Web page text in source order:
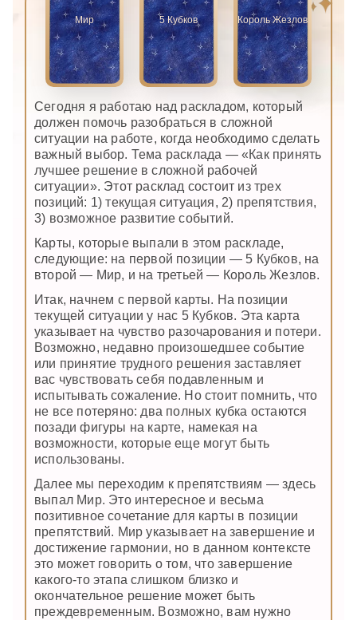
Мир 5 Кубков Король Жезлов
Сегодня я работаю над раскладом, который
должен помочь разобраться в сложной
ситуации на работе, когда необходимо сделать
важный выбор. Тема расклада — «Как принять
лучшее решение в сложной рабочей
ситуации». Этот расклад состоит из трех
позиций: 1) текущая ситуация, 2) препятствия,
3) возможное развитие событий.
Карты, которые выпали в этом раскладе,
следующие: на первой позиции — 5 Кубков, на
второй — Мир, и на третьей — Король Жезлов.
Итак, начнем с первой карты. На позиции
текущей ситуации у нас 5 Кубков. Эта карта
указывает на чувство разочарования и потери.
Возможно, недавно произошедшее событие
или принятие трудного решения заставляет
вас чувствовать себя подавленным и
испытывать сожаление. Но стоит помнить, что
не все потеряно: два полных кубка остаются
позади фигуры на карте, намекая на
возможности, которые еще могут быть
использованы.
Далее мы переходим к препятствиям — здесь
выпал Мир. Это интересное и весьма
позитивное сочетание для карты в позиции
препятствий. Мир указывает на завершение и
достижение гармонии, но в данном контексте
это может говорить о том, что завершение
какого-то этапа слишком близко и
окончательное решение может быть
преждевременным. Возможно, вам нужно